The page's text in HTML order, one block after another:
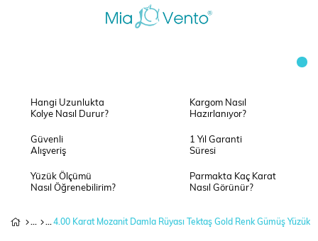
Hangi Uzunlukta
Kolye Nasıl Durur?
Kargom Nasıl
Hazırlanıyor?
Güvenli
Alışveriş
1 Yıl Garanti
Süresi
Yüzük Ölçümü
Nasıl Öğrenebilirim?
Parmakta Kaç Karat
Nasıl Görünür?
4.00 Karat Mozanit Damla Rüyası Tektaş Gold Renk Gümüş Yüzük